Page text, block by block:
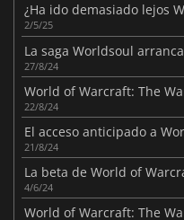
2/5/25
27/8/24
22/8/24
21/8/24
4/6/24